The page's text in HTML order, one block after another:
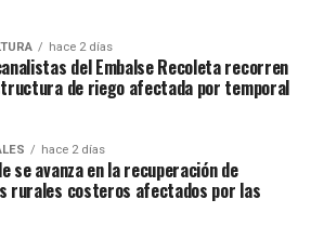
hace 2 días
del Embalse Recoleta recorren
de riego afectada por temporal
hace 2 días
se avanza en la recuperación de
rurales costeros afectados por las